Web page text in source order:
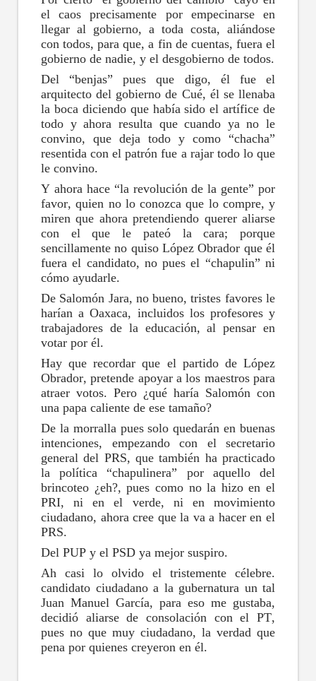
el caos precisamente por empecinarse en
llegar al gobierno, a toda costa, aliándose
con todos, para que, a fin de cuentas, fuera el
gobierno de nadie, y el desgobierno de todos.
Del “benjas” pues que digo, él fue el
arquitecto del gobierno de Cué, él se llenaba
la boca diciendo que había sido el artífice de
todo y ahora resulta que cuando ya no le
convino, que deja todo y como “chacha”
resentida con el patrón fue a rajar todo lo que
le convino.
Y ahora hace “la revolución de la gente” por
favor, quien no lo conozca que lo compre, y
miren que ahora pretendiendo querer aliarse
con el que le pateó la cara; porque
sencillamente no quiso López Obrador que él
fuera el candidato, no pues el “chapulin” ni
cómo ayudarle.
De Salomón Jara, no bueno, tristes favores le
harían a Oaxaca, incluidos los profesores y
trabajadores de la educación, al pensar en
votar por él.
Hay que recordar que el partido de López
Obrador, pretende apoyar a los maestros para
atraer votos. Pero ¿qué haría Salomón con
una papa caliente de ese tamaño?
De la morralla pues solo quedarán en buenas
intenciones, empezando con el secretario
general del PRS, que también ha practicado
la política “chapulinera” por aquello del
brincoteo ¿eh?, pues como no la hizo en el
PRI, ni en el verde, ni en movimiento
ciudadano, ahora cree que la va a hacer en el
PRS.
Del PUP y el PSD ya mejor suspiro.
Ah casi lo olvido el tristemente célebre.
candidato ciudadano a la gubernatura un tal
Juan Manuel García, para eso me gustaba,
decidió aliarse de consolación con el PT,
pues no que muy ciudadano, la verdad que
pena por quienes creyeron en él.